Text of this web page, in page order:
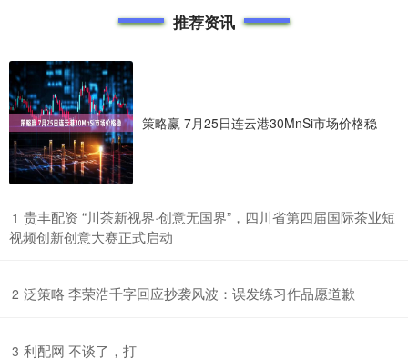
推荐资讯
策略赢 7月25日连云港30MnSi市场价格稳
1 ​贵丰配资 “川茶新视界·创意无国界”，四川省第四届国际茶业短
视频创新创意大赛正式启动
2 ​泛策略 李荣浩千字回应抄袭风波：误发练习作品愿道歉
3 ​利配网 不谈了，打